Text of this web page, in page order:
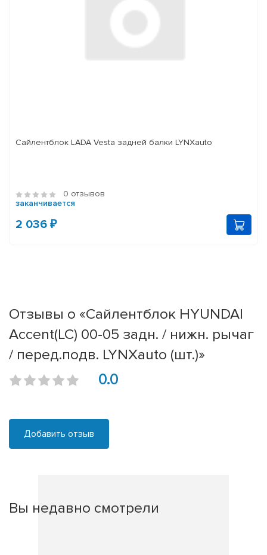
Сайлентблок LADA Vesta задней балки LYNXauto
0 отзывов
заканчивается
2 036 ₽
Отзывы о «Сайлентблок HYUNDAI
Accent(LC) 00-05 задн. / нижн. рычаг
/ перед.подв. LYNXauto (шт.)»
0.0
Добавить отзыв
Вы недавно смотрели